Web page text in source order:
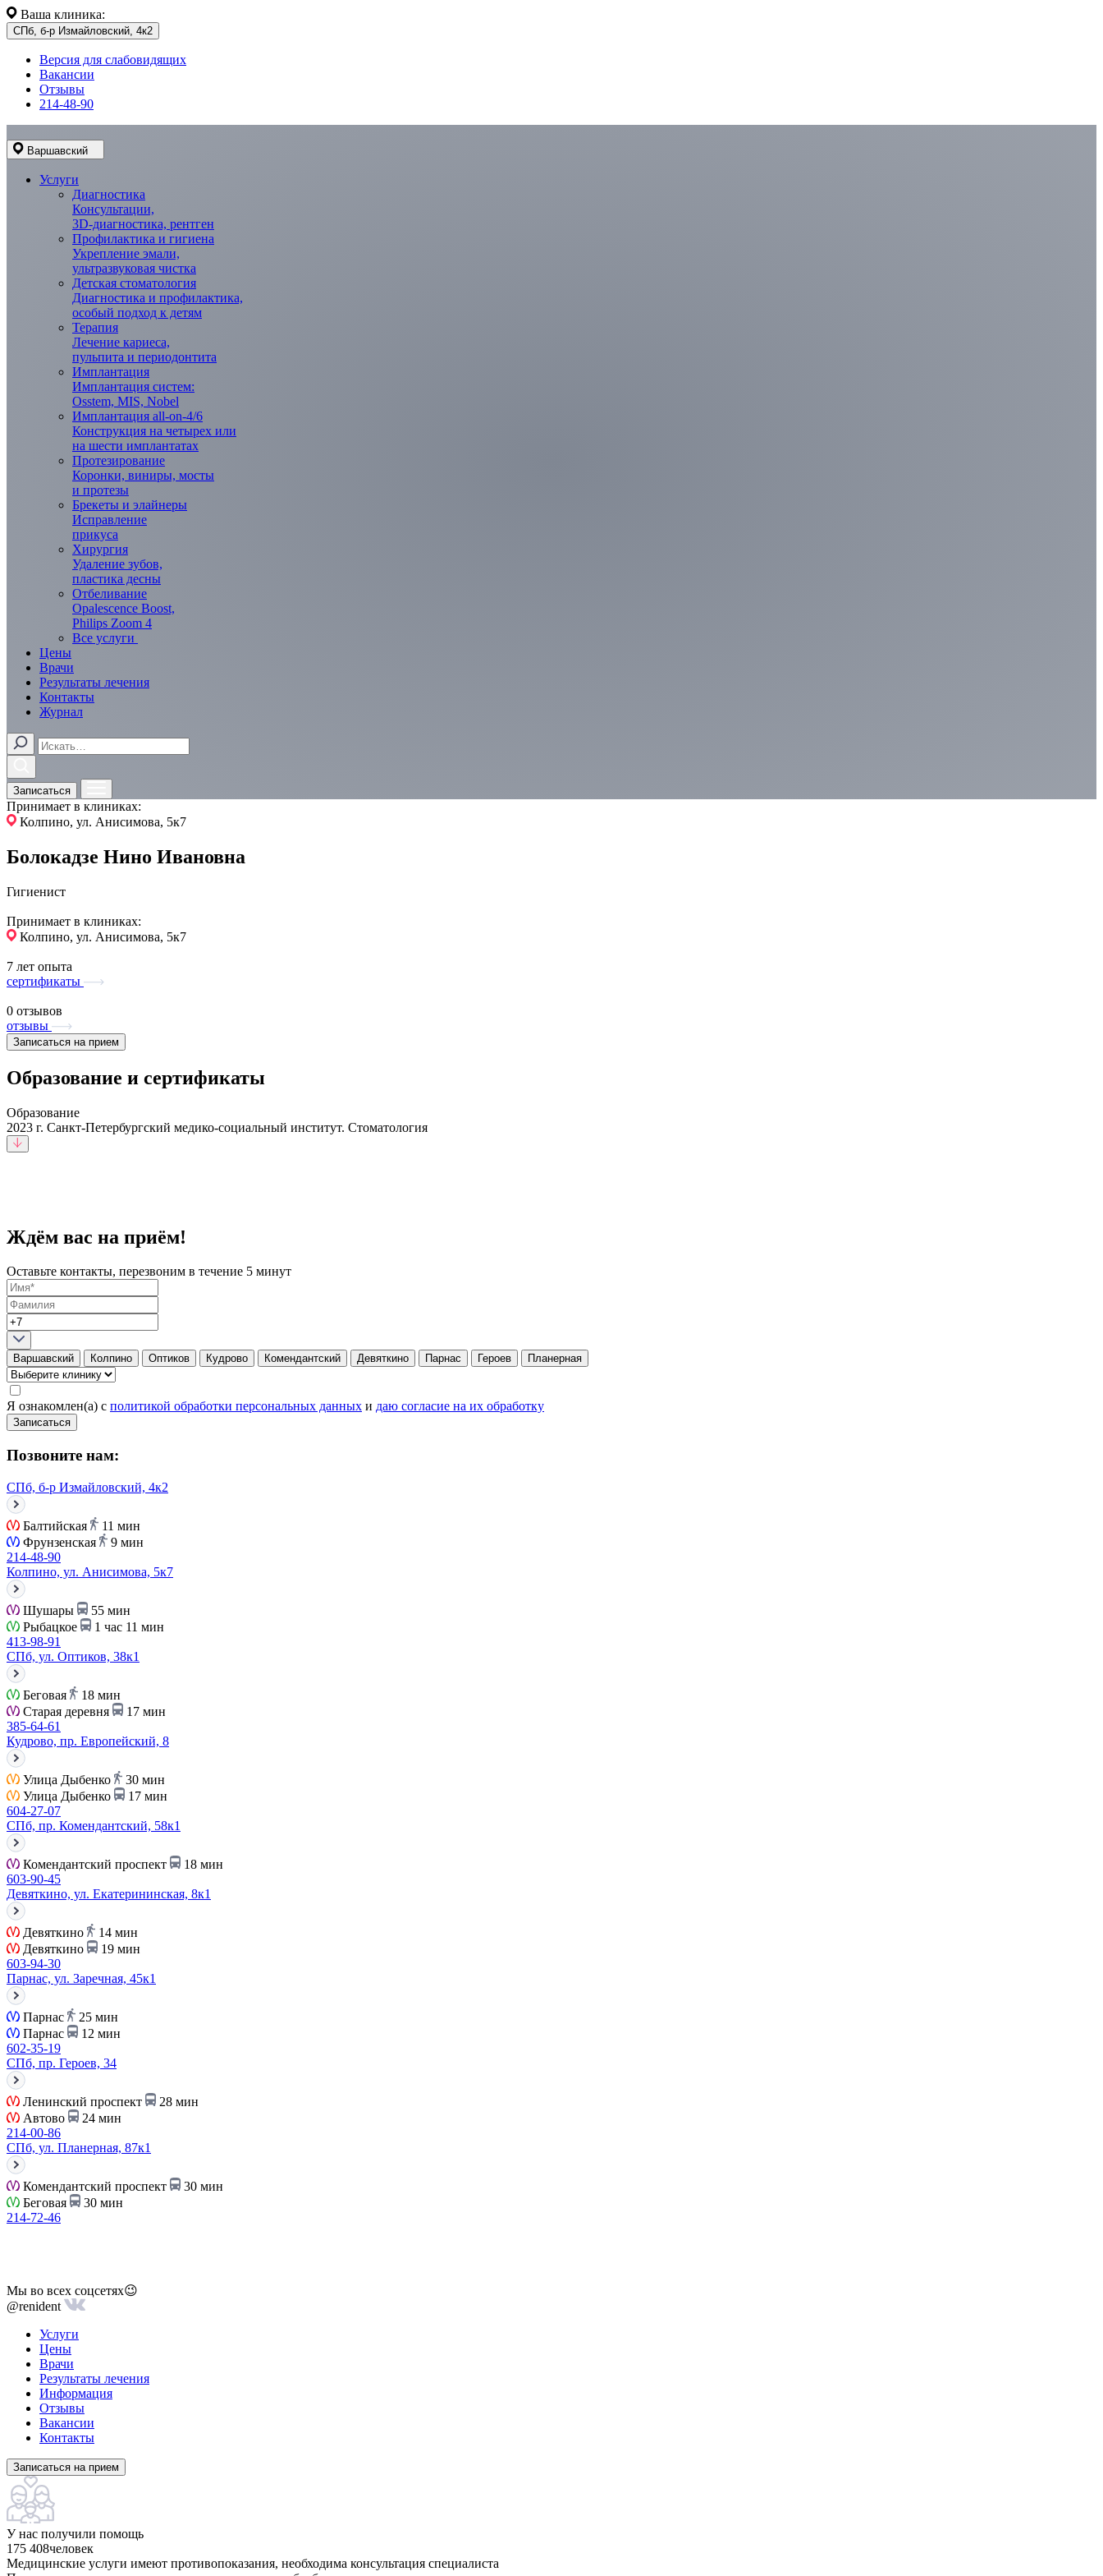
Ваша клиника:
СПб, б-р Измайловский, 4к2
Версия для слабовидящих
Вакансии
Отзывы
214-48-90
Варшавский
Услуги
Диагностика
Консультации,
3D-диагностика, рентген
Профилактика и гигиена
Укрепление эмали,
ультразвуковая чистка
Детская стоматология
Диагностика и профилактика,
особый подход к детям
Терапия
Лечение кариеса,
пульпита и периодонтита
Имплантация
Имплантация систем:
Osstem, MIS, Nobel
Имплантация all-on-4/6
Конструкция на четырех или
на шести имплантатах
Протезирование
Коронки, виниры, мосты
и протезы
Брекеты и элaйнеры
Исправление
прикуса
Хирургия
Удаление зубов,
пластика десны
Отбеливание
Opalescence Boost,
Philips Zoom 4
Все услуги
Цены
Врачи
Результаты лечения
Контакты
Журнал
Записаться
Принимает в клиниках:
Колпино, ул. Анисимова, 5к7
Болокадзе Нино Ивановна
Гигиенист
Принимает в клиниках:
Колпино, ул. Анисимова, 5к7
7 лет опыта
сертификаты
0 отзывов
отзывы
Записаться на прием
Образование и сертификаты
Образование
2023 г. Санкт-Петербургский медико-социальный институт. Стоматология
Ждём вас на приём!
Оставьте контакты, перезвоним в течение 5 минут
Варшавский Колпино Оптиков Кудрово Комендантский Девяткино Парнас Героев Планерная
Я ознакомлен(а) с политикой обработки персональных данных и даю согласие на их обработку
Записаться
Позвоните нам:
СПб, б-р Измайловский, 4к2
Балтийская
11 мин
Фрунзенская
9 мин
214-48-90
Колпино, ул. Анисимова, 5к7
Шушары
55 мин
Рыбацкое
1 час 11 мин
413-98-91
СПб, ул. Оптиков, 38к1
Беговая
18 мин
Старая деревня
17 мин
385-64-61
Кудрово, пр. Европейский, 8
Улица Дыбенко
30 мин
Улица Дыбенко
17 мин
604-27-07
СПб, пр. Комендантский, 58к1
Комендантский проспект
18 мин
603-90-45
Девяткино, ул. Екатерининская, 8к1
Девяткино
14 мин
Девяткино
19 мин
603-94-30
Парнас, ул. Заречная, 45к1
Парнас
25 мин
Парнас
12 мин
602-35-19
СПб, пр. Героев, 34
Ленинский проспект
28 мин
Автово
24 мин
214-00-86
СПб, ул. Планерная, 87к1
Комендантский проспект
30 мин
Беговая
30 мин
214-72-46
Мы во всех соцсетях😉
@renident
Услуги
Цены
Врачи
Результаты лечения
Информация
Отзывы
Вакансии
Контакты
Записаться на прием
У нас получили помощь
175 408человек
Медицинские услуги имеют противопоказания, необходима консультация специалиста